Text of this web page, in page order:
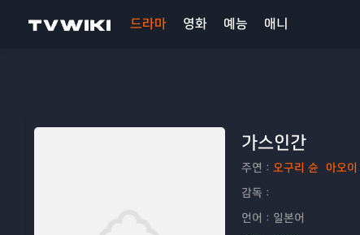
드라마 영화 예능 애니
가스인간
주연： 오구리 슌 아오
감독：
언어： 일본어